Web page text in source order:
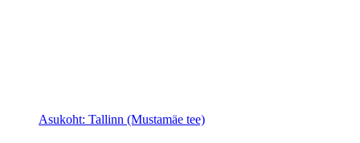
Asukoht: Tallinn (Mustamäe tee)